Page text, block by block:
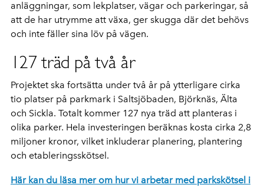
anläggningar, som lekplatser, vägar och parkeringar, så
att de har utrymme att växa, ger skugga där det behövs
och inte fäller sina löv på vägen.
127 träd på två år
Projektet ska fortsätta under två år på ytterligare cirka
tio platser på parkmark i Saltsjöbaden, Björknäs, Älta
och Sickla. Totalt kommer 127 nya träd att planteras i
olika parker. Hela investeringen beräknas kosta cirka 2,8
miljoner kronor, vilket inkluderar planering, plantering
och etableringsskötsel.
Här kan du läsa mer om hur vi arbetar med parkskötsel i